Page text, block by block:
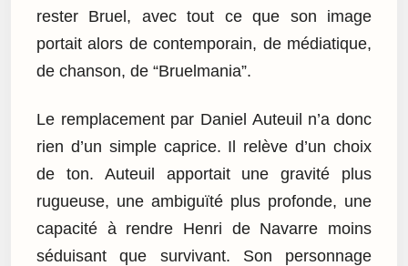
rester Bruel, avec tout ce que son image
portait alors de contemporain, de médiatique,
de chanson, de “Bruelmania”.
Le remplacement par Daniel Auteuil n’a donc
rien d’un simple caprice. Il relève d’un choix
de ton. Auteuil apportait une gravité plus
rugueuse, une ambiguïté plus profonde, une
capacité à rendre Henri de Navarre moins
séduisant que survivant. Son personnage